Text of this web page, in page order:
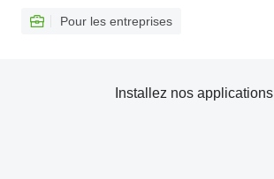
Pour les entreprises
Installez nos applications